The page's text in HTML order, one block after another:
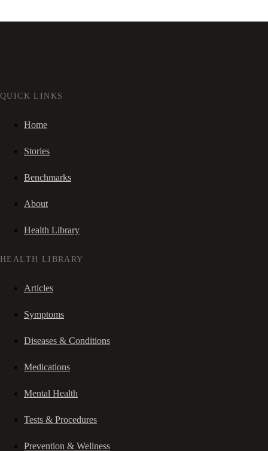
QUICK LINKS
Home
Stories
Benchmarks
About
Health Library
HEALTH LIBRARY
Articles
Symptoms
Diseases & Conditions
Medications
Mental Health
Tests & Procedures
Prevention & Wellness